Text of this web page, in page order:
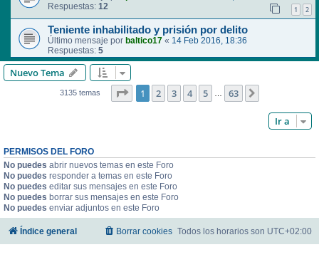
Respuestas: 12 1 2
Teniente inhabilitado y prisión por delito
Último mensaje por baltico17 « 14 Feb 2016, 18:36
Respuestas: 5
Nuevo Tema
3135 temas Página de 63
1 2 3 4 5 63
Ir a
PERMISOS DEL FORO
No puedes abrir nuevos temas en este Foro
No puedes responder a temas en este Foro
No puedes editar sus mensajes en este Foro
No puedes borrar sus mensajes en este Foro
No puedes enviar adjuntos en este Foro
Índice general Todos los horarios son UTC+02:00
Borrar cookies